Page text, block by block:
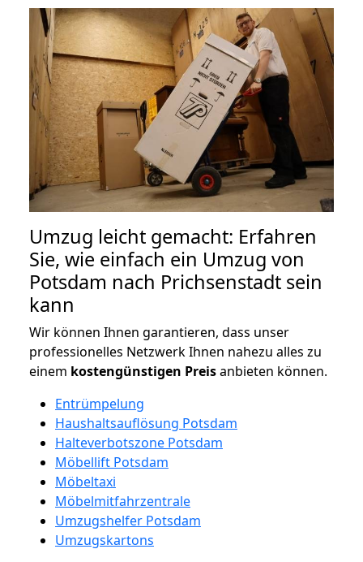
Umzug leicht gemacht: Erfahren
Sie, wie einfach ein Umzug von
Potsdam nach Prichsenstadt sein
kann
Wir können Ihnen garantieren, dass unser
professionelles Netzwerk Ihnen nahezu alles zu
einem kostengünstigen Preisanbieten können.
Entrümpelung
Haushaltsauflösung Potsdam
Halteverbotszone Potsdam
Möbellift Potsdam
Möbeltaxi
Möbelmitfahrzentrale
Umzugshelfer Potsdam
Umzugskartons